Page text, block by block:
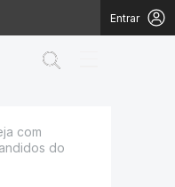
Entrar
com
do